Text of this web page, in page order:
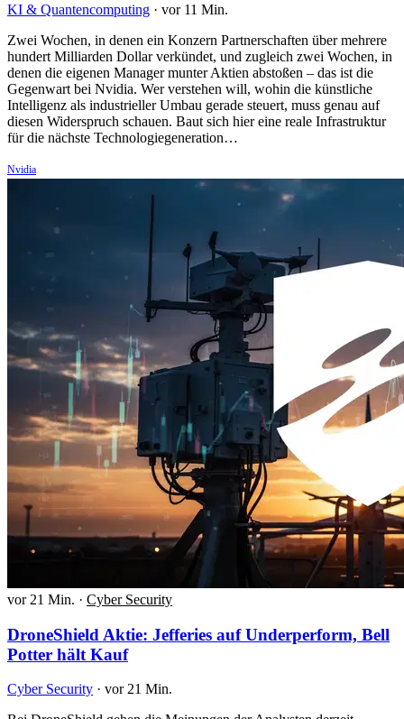
KI & Quantencomputing · vor 11 Min.
Zwei Wochen, in denen ein Konzern Partnerschaften über mehrere
hundert Milliarden Dollar verkündet, und zugleich zwei Wochen, in
denen die eigenen Manager munter Aktien abstoßen – das ist die
Gegenwart bei Nvidia. Wer verstehen will, wohin die künstliche
Intelligenz als industrieller Umbau gerade steuert, muss genau auf
diesen Widerspruch schauen. Baut sich hier eine reale Infrastruktur
für die nächste Technologiegeneration…
Nvidia
vor 21 Min. · Cyber Security
DroneShield Aktie: Jefferies auf Underperform, Bell
Potter hält Kauf
Cyber Security · vor 21 Min.